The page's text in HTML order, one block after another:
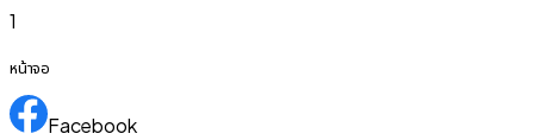
1
หน้าจอ
Facebook